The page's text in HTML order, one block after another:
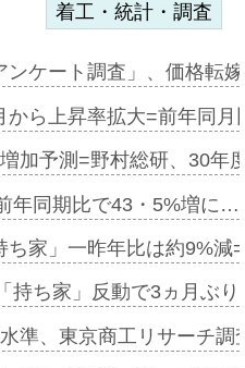
着工・統計・調査
ンケート調査」、価格転
から上昇率拡大=前年同
加予測=野村総研、30年
年同期比で43・5%増に…
ち家」一昨年比は約9%
持ち家」反動で3ヵ月ぶ
準、東京商工リサーチ